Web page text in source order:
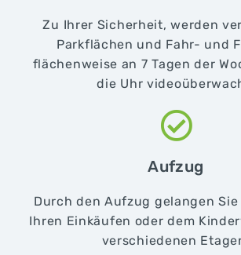
Zu Ihrer Sicherheit, werden
Parkflächen und Fahr- und
flächenweise an 7 Tagen der
die Uhr
Aufzug
Durch den Aufzug gelangen
Ihren Einkäufen oder dem
verschiedenen